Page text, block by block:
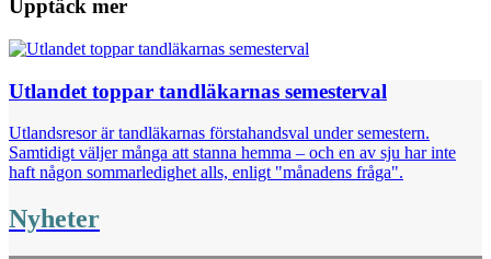
Upptäck mer
Utlandet toppar tandläkarnas semesterval
Utlandsresor är tandläkarnas förstahandsval under semestern.
Samtidigt väljer många att stanna hemma – och en av sju har inte
haft någon sommarledighet alls, enligt "månadens fråga".
Nyheter